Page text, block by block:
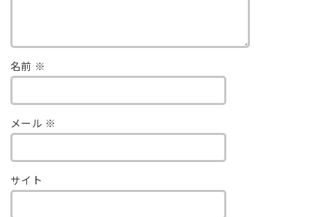
名前 ※
メール ※
サイト